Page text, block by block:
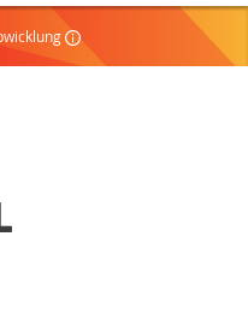
einfach und schnell